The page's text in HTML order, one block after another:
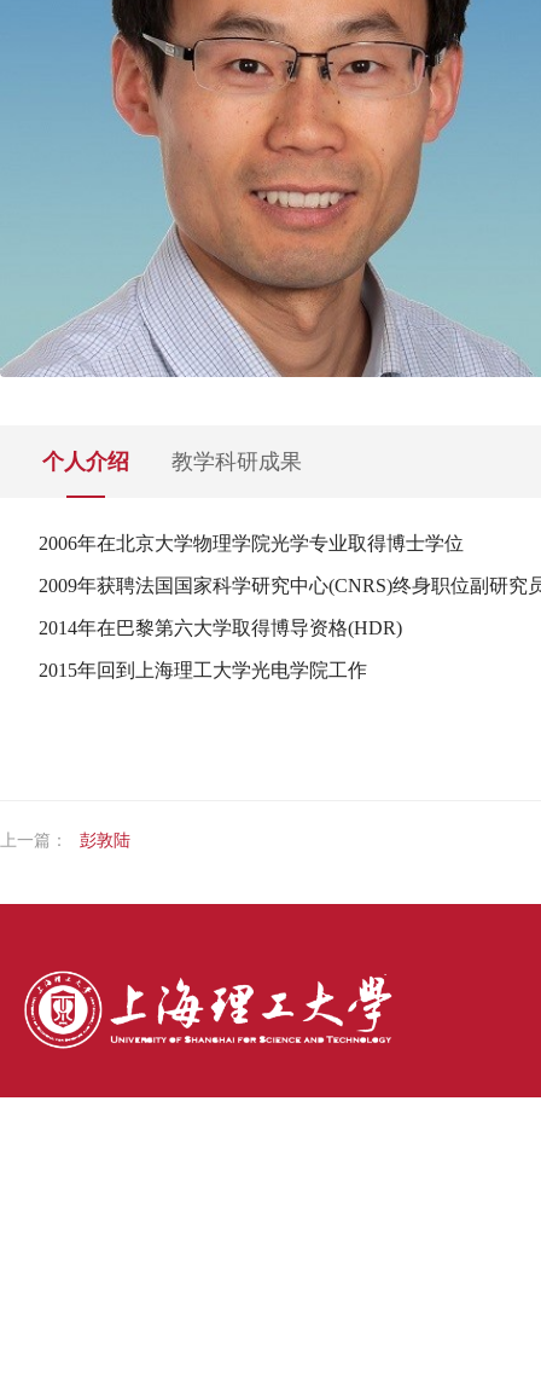
个人介绍 教学科研成果
2006年在北京大学物理学院光学专业取得博士学位
2009年获聘法国国家科学研究中心(CNRS)终身职位副研究
2014年在巴黎第六大学取得博导资格(HDR)
2015年回到上海理工大学光电学院工作
教学方面：刘一教授担任教育部高等学校仪器类教学指导
等奖，负责上海市重点课程“光谱技术”建设项目，负责上海
术，激光原理（英文），光电检测，工程学导论课程的教学工
刘一教授研究方向为超快激光与物质的相互作用，包括空
上一篇： 彭敦陆